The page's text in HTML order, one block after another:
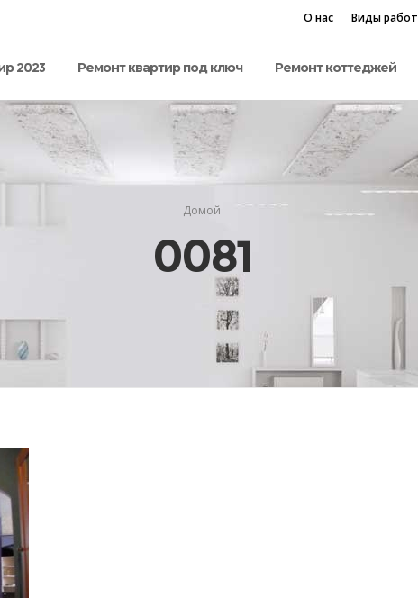
О нас Виды работ
2023 Ремонт квартир под ключ Ремонт коттеджей
Домой
0081